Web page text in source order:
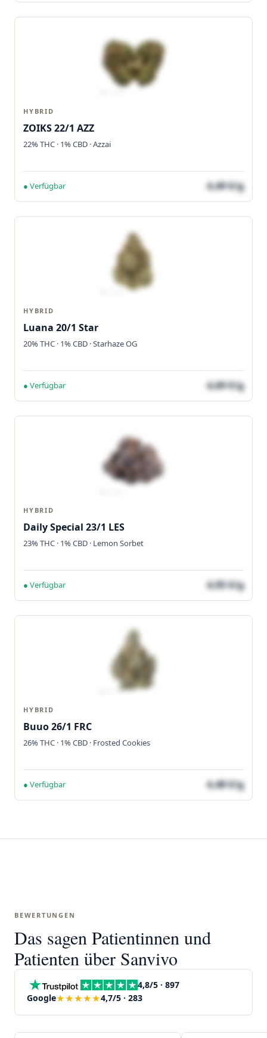
HYBRID
ZOIKS 22/1 AZZ
22% THC · 1% CBD · Azzai
● Verfügbar 4,49 €/g
HYBRID
Luana 20/1 Star
20% THC · 1% CBD · Starhaze OG
● Verfügbar 4,69 €/g
HYBRID
Daily Special 23/1 LES
23% THC · 1% CBD · Lemon Sorbet
● Verfügbar 4,05 €/g
HYBRID
Buuo 26/1 FRC
26% THC · 1% CBD · Frosted Cookies
● Verfügbar 4,48 €/g
BEWERTUNGEN
Das sagen Patientinnen und
Patienten über Sanvivo
4,8/5 · 897
Google★★★★★4,7/5 · 283